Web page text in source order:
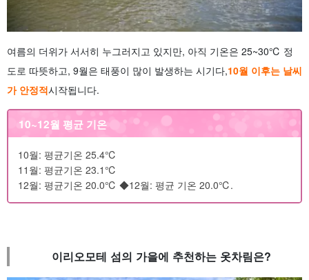
여름의 더위가 서서히 누그러지고 있지만, 아직 기온은 25~30℃ 정
도로 따뜻하고, 9월은 태풍이 많이 발생하는 시기다,10월 이후는 날씨
가 안정적시작됩니다.
10~12월 평균 기온
10월: 평균기온 25.4℃
11월: 평균기온 23.1℃
12월: 평균기온 20.0℃ ◆12월: 평균 기온 20.0℃.
이리오모테 섬의 가을에 추천하는 옷차림은?